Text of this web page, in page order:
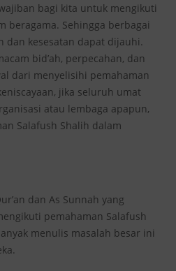
bagi kita untuk mengikuti
beragama. Sehingga berbagai
dan kesesatan dapat dijauhi.
bid’ah, perpecahan, dan
dari menyelisihi pemahaman
jika seluruh umat
atau lembaga apapun,
Salafush Shalih dalam
dan As Sunnah yang
pemahaman Salafush
menulis masalah besar ini